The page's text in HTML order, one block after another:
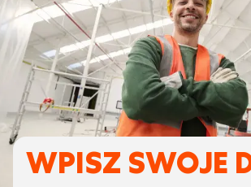
WPISZ SWOJE